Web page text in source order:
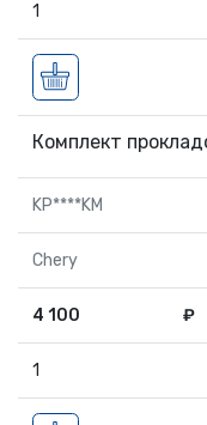
1
Комплект
KP****KM
Chery
4 100 ₽
1